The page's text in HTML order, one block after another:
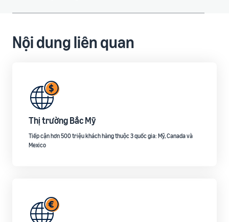
Nội dung liên quan
Thị trường Bắc Mỹ
Tiếp cận hơn 500 triệu khách hàng thuộc 3 quốc gia: Mỹ, Canada và
Mexico